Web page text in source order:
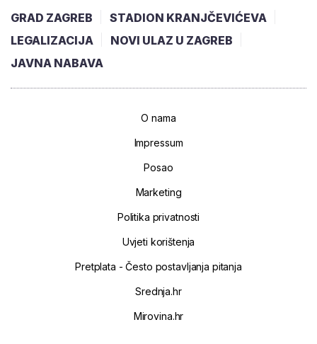
GRAD ZAGREB
STADION KRANJČEVIĆEVA
LEGALIZACIJA
NOVI ULAZ U ZAGREB
JAVNA NABAVA
O nama
Impressum
Posao
Marketing
Politika privatnosti
Uvjeti korištenja
Pretplata - Često postavljanja pitanja
Srednja.hr
Mirovina.hr